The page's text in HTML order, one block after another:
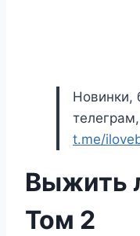
Новинки,
t.me/
Выжить
Том 2